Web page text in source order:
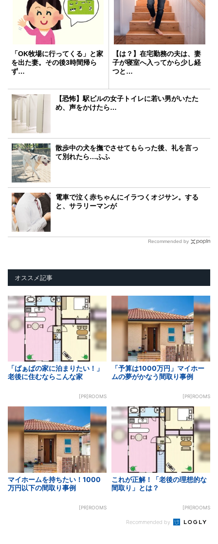
「OK牧場に行ってくる」と家
を出た妻。その後3時間帰ら
ず…
【は？】在宅勤務の夫は、妻
子が寝室へ入ってから少し経
つと…
【恐怖】駅ビルの女子トイレに若い男がいたた
め、声をかけたら…
散歩中の犬を撫でさせてもらった後、礼を言っ
て別れたら…ふふ
電車で泣く赤ちゃんにイラつくオジサン。する
と、サラリーマンが
Recommended by
オススメ記事
「ばぁばの家に泊まりたい！」
老後に住むならこんな家
[PR]ROOMS
「予算は1000万円」マイホー
ムの夢がかなう間取り事例
[PR]ROOMS
マイホームを持ちたい！1000
万円以下の間取り事例
[PR]ROOMS
これが正解！「老後の理想的な
間取り」とは？
[PR]ROOMS
Recommended by